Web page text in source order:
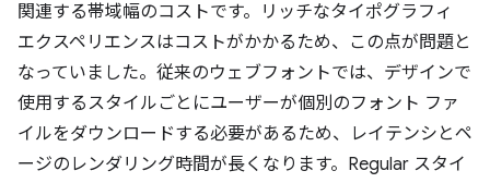
関連する帯域幅のコストです。リッチなタイポグラフィ
エクスペリエンスはコストがかかるため、この点が問題と
なっていました。従来のウェブフォントでは、デザインで
使用するスタイルごとにユーザーが個別のフォント ファ
イルをダウンロードする必要があるため、レイテンシとペ
ージのレンダリング時間が長くなります。Regular スタイ